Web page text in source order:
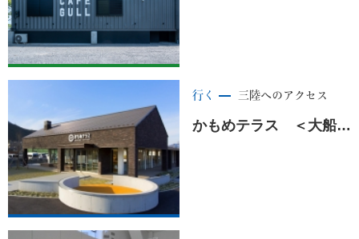
行く 三陸へのアクセス
かもめテラス ＜大船渡市＞